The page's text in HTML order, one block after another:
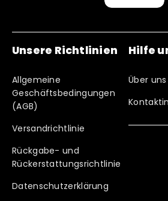
Unsere Richtlinien
Allgemeine
Geschäftsbedingungen
(AGB)
Versandrichtlinie
Rückgabe- und
Rückerstattungsrichtlinie
Datenschutzerklärung
Hilfe
Über uns